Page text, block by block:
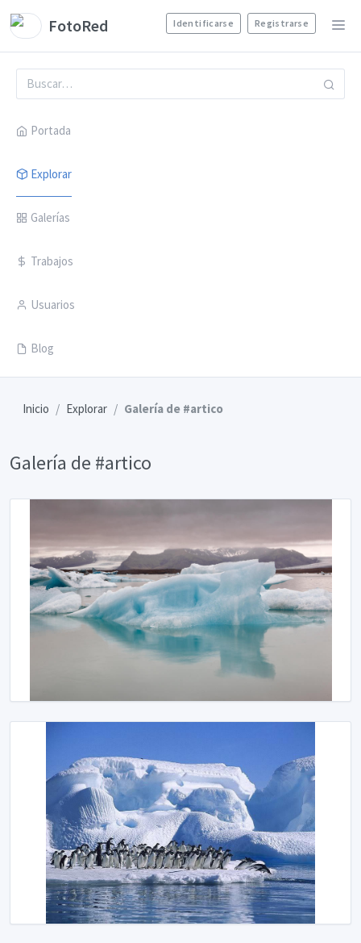
FotoRed Identificarse Registrarse
Portada
Explorar
Galerías
Trabajos
Usuarios
Blog
Inicio Explorar Galería de #artico
Galería de #artico